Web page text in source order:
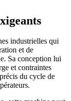
industrielles qui
et de
Sa conception lui
et contraintes
du cycle de